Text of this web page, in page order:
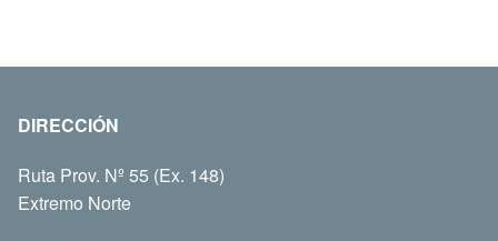
DIRECCIÓN
Ruta Prov. Nº 55 (Ex. 148)
Extremo Norte